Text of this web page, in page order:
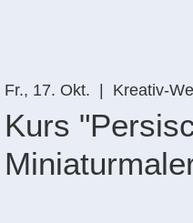
Fr., 17. Okt. Kreativ-
Kurs